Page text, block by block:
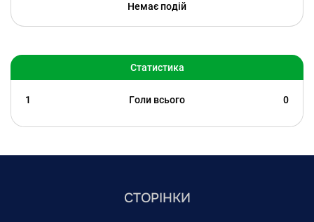
Немає подій
Статистика
1 Голи всього 0
СТОРІНКИ